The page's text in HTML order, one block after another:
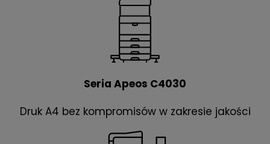
Seria Apeos C4030
Druk A4 bez kompromisów w zakresie jakości